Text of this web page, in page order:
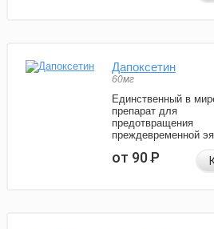
Дапоксетин
60мг
Единственный в
препарат для
предотвращения
преждевременной
от 90Р